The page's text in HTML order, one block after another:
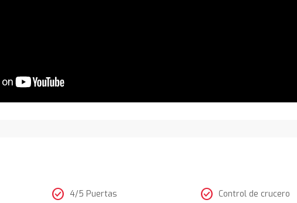
check_circle 4/5 Puertas check_circle Control de crucero